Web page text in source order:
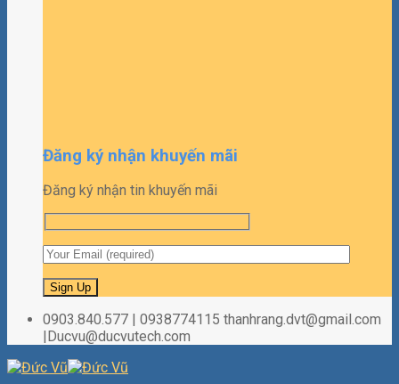
Đăng ký nhận khuyến mãi
Đăng ký nhận tin khuyến mãi
0903.840.577 | 0938774115 thanhrang.dvt@gmail.com
|Ducvu@ducvutech.com